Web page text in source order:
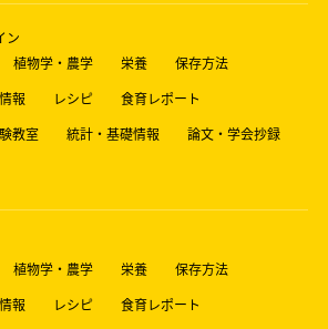
ン
植物学・農学 栄養
保存方法
報 レシピ
食育レポート
教室 統計・基礎情報
論文・学会抄録
植物学・農学 栄養
保存方法
報 レシピ
食育レポート